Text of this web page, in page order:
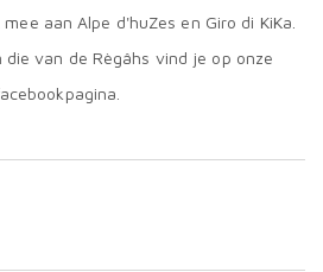
aan Alpe d'huZes en Giro di KiKa.
die van de Règâhs vind je op onze